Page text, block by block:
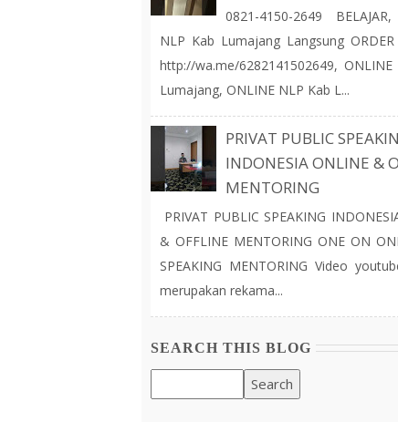
0821-4150-2649
NLP Kab Lumajang Langsung
http://wa.me/6282141502649,
Lumajang, ONLINE NLP Kab L...
PRIVAT PUBLIC
INDONESIA ONLINE &
MENTORING
PRIVAT PUBLIC SPEAKING
& OFFLINE MENTORING ONE ON
SPEAKING MENTORING Video
merupakan rekama...
SEARCH THIS BLOG